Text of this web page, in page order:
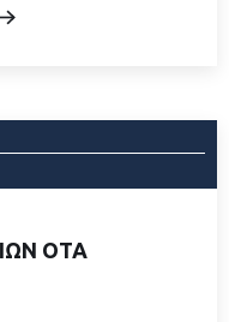
ΟΤΑ